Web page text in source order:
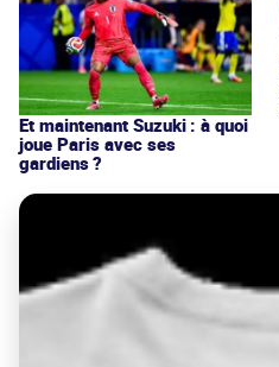
Et maintenant Suzuki : à quoi
joue Paris avec ses
gardiens ?